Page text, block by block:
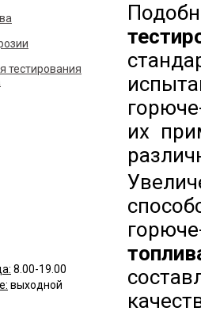
их
тестирования
8.00-19.00
выходной